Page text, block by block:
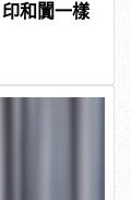
和闐一樣